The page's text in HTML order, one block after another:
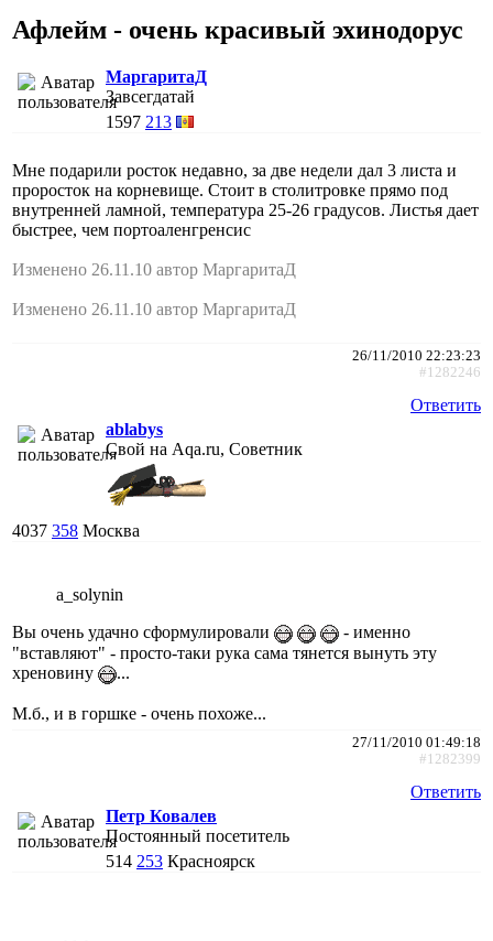
Афлейм - очень красивый эхинодорус
МаргаритаД
Завсегдатай
1597 213
Мне подарили росток недавно, за две недели дал 3 листа и
проросток на корневище. Стоит в столитровке прямо под
внутренней ламной, температура 25-26 градусов. Листья дает
быстрее, чем портоаленгренсис
Изменено 26.11.10 автор МаргаритаД
Изменено 26.11.10 автор МаргаритаД
26/11/2010 22:23:23
#1282246
Ответить
ablabys
Свой на Aqa.ru, Советник
4037 358 Москва
a_solynin
Вы очень удачно сформулировали
- именно
"вставляют" - просто-таки рука сама тянется вынуть эту
хреновину
...
М.б., и в горшке - очень похоже...
27/11/2010 01:49:18
#1282399
Ответить
Петр Ковалев
Постоянный посетитель
514 253 Красноярск